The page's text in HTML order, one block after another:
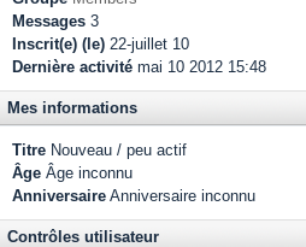
Messages 3
Inscrit(e) (le) 22-juillet 10
Dernière activité mai 10 2012 15:48
Mes informations
Titre Nouveau / peu actif
Âge Âge inconnu
Anniversaire Anniversaire inconnu
Contrôles utilisateur